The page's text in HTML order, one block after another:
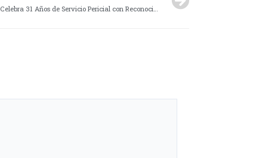
División Gabinete Criminalístico Caleta Olivia Celebra 31 Años de Servicio Pericial con Reconocimientos y Avances Innovadores